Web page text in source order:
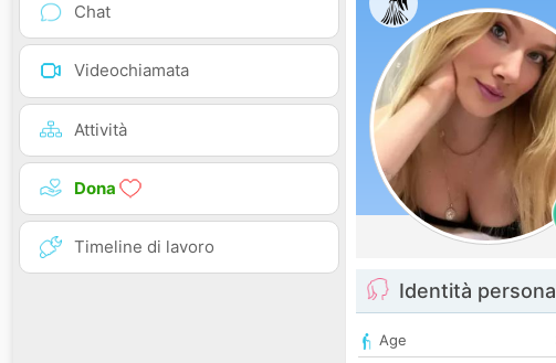
Chat
Videochiamata
Attività
Dona
Timeline di lavoro
Identità
Age